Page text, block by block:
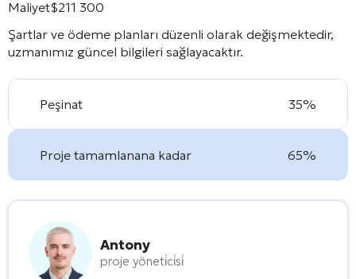
Maliyet$211 300
Şartlar ve ödeme planları düzenli olarak değişmektedir,
uzmanımız güncel bilgileri sağlayacaktır.
Peşinat 35%
Proje tamamlanana kadar 65%
Antony
proje yöneti̇ci̇si̇